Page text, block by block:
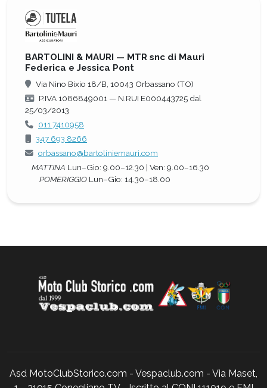
BARTOLINI & MAURI — MTR snc di Mauri
Federica e Jessica Pont
Via Nino Bixio 18/B, 10043 Orbassano (TO)
P.IVA 1086849001 — N.RUI E000443725 dal
25/03/2013
011 7410958
347 693 8266
orbassano@bartoliniemauri.com
MATTINA Lun–Gio: 9.00–12.30 | Ven: 9.00–16.30
POMERIGGIO Lun–Gio: 14.30–18.00
Asd MotoClubStorico.com - Vespaclub.com - Via Maset,